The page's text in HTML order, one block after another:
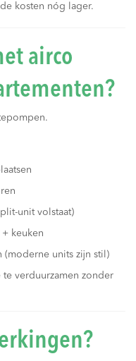
kosten nóg lager.
airco
unit volstaat)
keuken
(moderne units zijn stil)
te verduurzamen zonder